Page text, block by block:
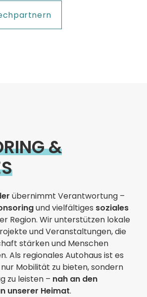
&
übernimmt Verantwortung –
und vielfältiges soziales
Region. Wir unterstützen lokale
und Veranstaltungen, die
stärken und Menschen
Als regionales Autohaus ist es
Mobilität zu bieten, sondern
zu leisten – nah an den
unserer Heimat.